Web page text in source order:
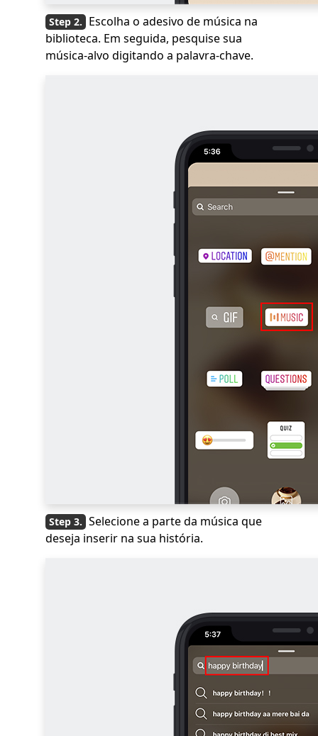
Escolha o adesivo de música na
biblioteca. Em seguida, pesquise sua
música-alvo digitando a palavra-chave.
Selecione a parte da música que
deseja inserir na sua história.